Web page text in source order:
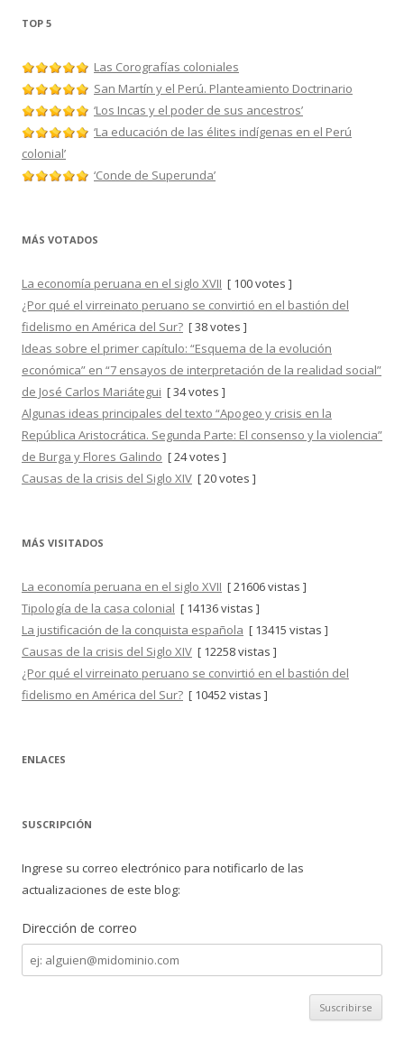
TOP 5
Las Corografías coloniales
San Martín y el Perú. Planteamiento Doctrinario
‘Los Incas y el poder de sus ancestros’
‘La educación de las élites indígenas en el Perú
colonial’
‘Conde de Superunda’
MÁS VOTADOS
La economía peruana en el siglo XVII [ 100 votes ]
¿Por qué el virreinato peruano se convirtió en el bastión del
fidelismo en América del Sur? [ 38 votes ]
Ideas sobre el primer capítulo: “Esquema de la evolución
económica” en “7 ensayos de interpretación de la realidad social”
de José Carlos Mariátegui [ 34 votes ]
Algunas ideas principales del texto “Apogeo y crisis en la
República Aristocrática. Segunda Parte: El consenso y la violencia”
de Burga y Flores Galindo [ 24 votes ]
Causas de la crisis del Siglo XIV [ 20 votes ]
MÁS VISITADOS
La economía peruana en el siglo XVII [ 21606 vistas ]
Tipología de la casa colonial [ 14136 vistas ]
La justificación de la conquista española [ 13415 vistas ]
Causas de la crisis del Siglo XIV [ 12258 vistas ]
¿Por qué el virreinato peruano se convirtió en el bastión del
fidelismo en América del Sur? [ 10452 vistas ]
ENLACES
SUSCRIPCIÓN
Ingrese su correo electrónico para notificarlo de las
actualizaciones de este blog:
Dirección de correo
Dirección
de
correo